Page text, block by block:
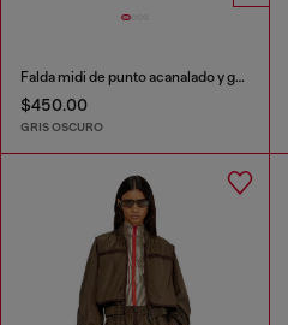
Falda midi de punto acanalado y gasa
$450.00
GRIS OSCURO